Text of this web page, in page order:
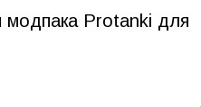
модпака Protanki для